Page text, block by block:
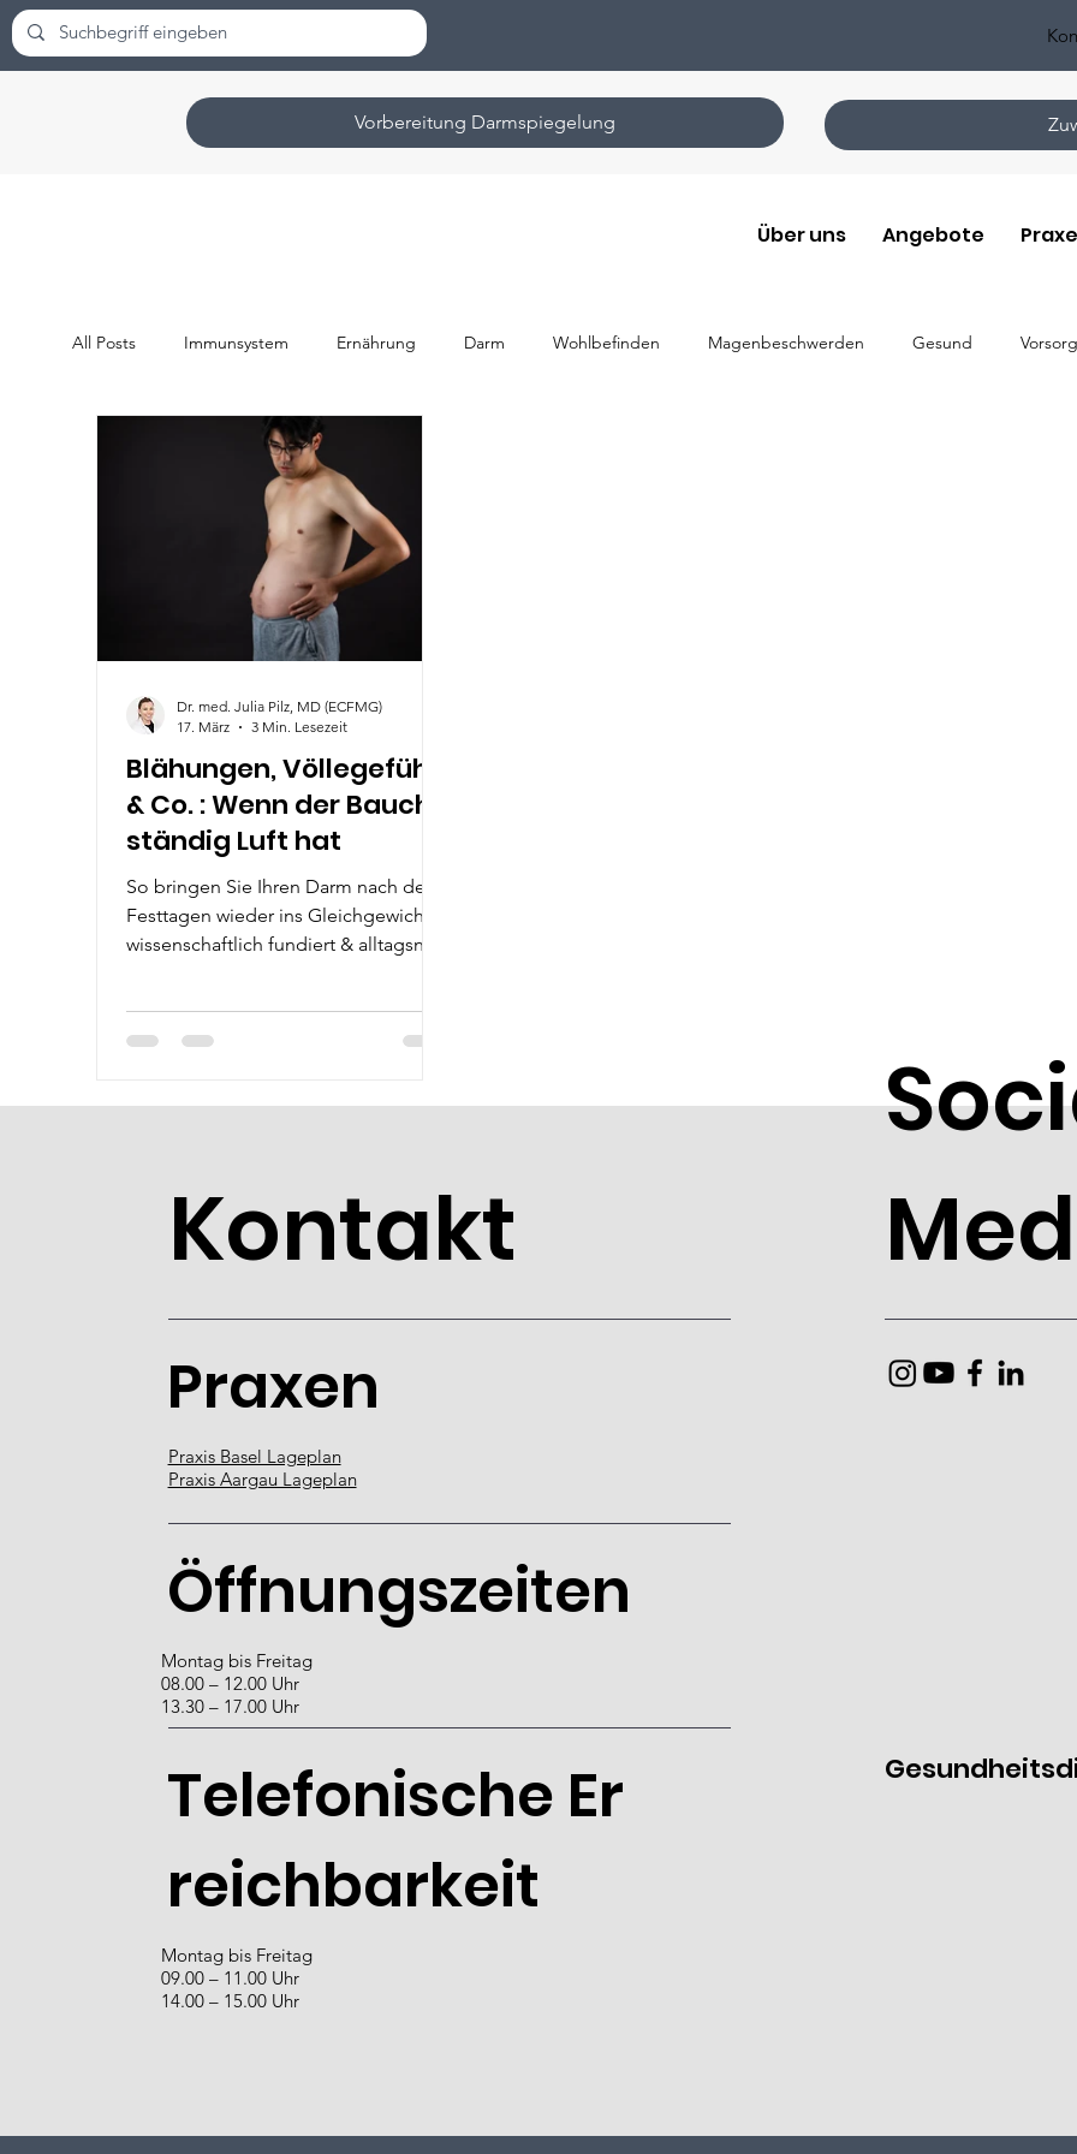
Über uns Angebote
Vorbereitung Darmspiegelung
All Posts Immunsystem Ernährung Darm Wohlbefinden Magenbeschwerden Gesund
Blähungen, Völlegefühl
& Co. : Wenn der Bauch
ständig Luft hat
So bringen Sie Ihren Darm nach den
Festtagen wieder ins Gleichgewicht –
wissenschaftlich fundiert & alltagsnah.
Dr. med. Julia Pilz, MD (ECFMG)
17. März
3 Min. Lesezeit
Kontakt
Praxen
Praxis Basel Lageplan
Praxis Aargau Lageplan
Öffnungszeiten
Montag bis Freitag
08.00 – 12.00 Uhr
13.30 – 17.00 Uhr
Telefonische Er
reichbarkeit
Montag bis Freitag
09.00 – 11.00 Uhr
14.00 – 15.00 Uhr